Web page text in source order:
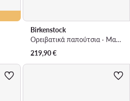
Birkenstock
Ορειβατικά παπούτσια · Μαύρο
219,90€